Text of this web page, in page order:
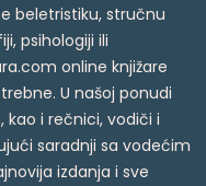
beletristiku, stručnu
psihologiji ili
online knjižare
U našoj ponudi
kao i rečnici, vodiči i
saradnji sa vodećim
izdanja i sve